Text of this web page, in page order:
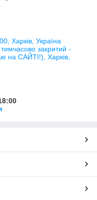
Харків, Україна
закритий -
на САЙТІ!), Харків,